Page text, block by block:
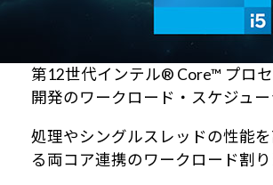
第12世代インテル® Core™ プロ
開発のワークロード・スケジュ
処理やシングルスレッドの性能
る両コア連携のワークロード割